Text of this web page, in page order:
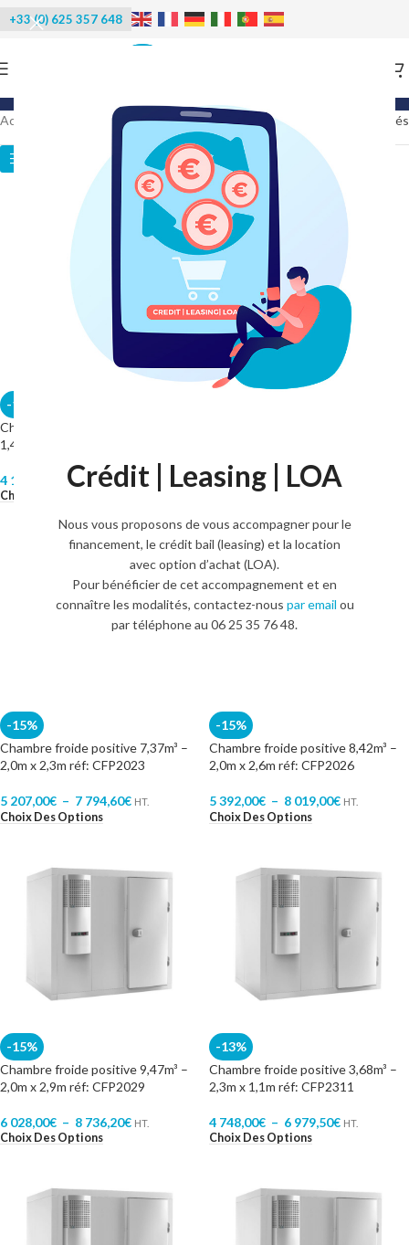
Crédit | Leasing | LOA
Nous vous proposons de vous accompagner pour le
financement, le crédit bail (leasing) et la location
avec option d’achat (LOA).
Pour bénéficier de cet accompagnement et en
connaître les modalités, contactez-nous par email ou
par téléphone au 06 25 35 76 48.
+33 (0) 625 357 648
Categories
Accueil
Produits identifiés “positive” 21 résultats affichés
Catégories des produits
-15%
Chambre froide négative 2,1m³ –
1,4 m x 1,1m réf: CFN1411
4 137,10 –5 408,70 HT.
Choix Des Options
4 400,00€ 5 505,50€
Choix Des Options
-15%
Chambre froide positive 7,37m³ –
2,0m x 2,3m réf: CFP2023
5 207,00€ – 7 794,60€ HT.
Choix Des Options
-15%
Chambre froide positive 8,42m³ –
2,0m x 2,6m réf: CFP2026
5 392,00€ – 8 019,00€ HT.
Choix Des Options
-15%
Chambre froide positive 9,47m³ –
2,0m x 2,9m réf: CFP2029
6 028,00€ – 8 736,20€ HT.
Choix Des Options
-13%
Chambre froide positive 3,68m³ –
2,3m x 1,1m réf: CFP2311
4 748,00€ – 6 979,50€ HT.
Choix Des Options